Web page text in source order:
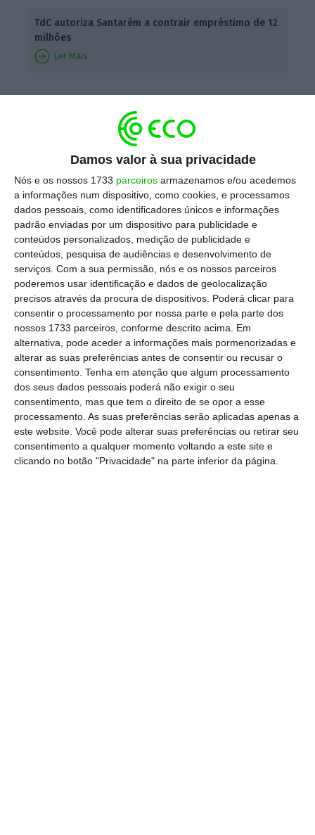
Damos valor à sua privacidade
Nós e os nossos 1733 parceiros armazenamos e/ou acedemos
a informações num dispositivo, como cookies, e processamos
dados pessoais, como identificadores únicos e informações
padrão enviadas por um dispositivo para publicidade e
conteúdos personalizados, medição de publicidade e
conteúdos, pesquisa de audiências e desenvolvimento de
serviços. Com a sua permissão, nós e os nossos parceiros
poderemos usar identificação e dados de geolocalização
precisos através da procura de dispositivos. Poderá clicar para
consentir o processamento por nossa parte e pela parte dos
nossos 1733 parceiros, conforme descrito acima. Em
alternativa, pode aceder a informações mais pormenorizadas e
alterar as suas preferências antes de consentir ou recusar o
consentimento. Tenha em atenção que algum processamento
dos seus dados pessoais poderá não exigir o seu
consentimento, mas que tem o direito de se opor a esse
processamento. As suas preferências serão aplicadas apenas a
este website. Você pode alterar suas preferências ou retirar seu
consentimento a qualquer momento voltando a este site e
clicando no botão "Privacidade" na parte inferior da página.
TdC autoriza Santarém a contrair empréstimo de 12
milhões
Ler Mais
ajustamento financeiro de Autarquias Locais,
relativa ao município de Santarém, o TdC
aponta que a situação financeira do
município tem evoluído “muito
favoravelmente” desde 2013. Foi o ano em
querecorreu ao Programa de Apoio à Economia
Local (PAEL) e Saneamento Financeiro,
“obrigando-se a um PAF a 20 anos que
permitiria repor o equilíbrio e diminuir a dívida
para níveis adequados“, detalha a instituição.
A autarquia conseguiu, contudo, cessar o PAF
em cinco anos.
“As medidas de otimização da receita
constantes do PAF foram implementadas e as
metas para as principais rubricas foram
superadas.O empenho na racionalização e
controlo da despesa não foi tão evidente”, lê-